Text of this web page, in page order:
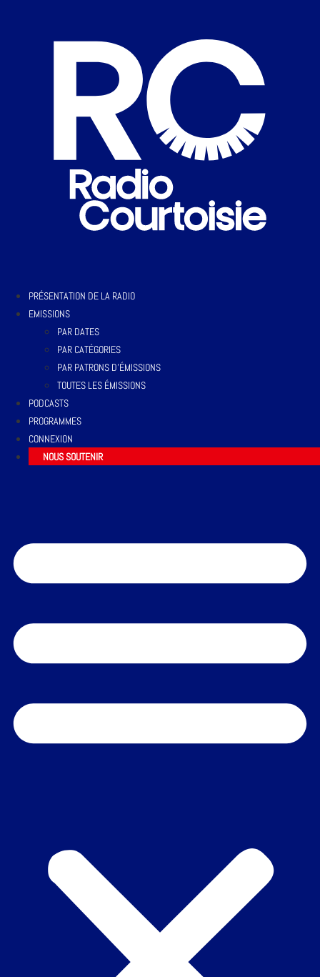
PRÉSENTATION DE LA RADIO
EMISSIONS
PAR DATES
PAR CATÉGORIES
PAR PATRONS D’ÉMISSIONS
TOUTES LES ÉMISSIONS
PODCASTS
PROGRAMMES
CONNEXION
NOUS SOUTENIR